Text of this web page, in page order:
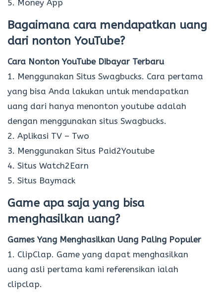
5. Money App
Bagaimana cara mendapatkan uang
dari nonton YouTube?
Cara Nonton YouTube Dibayar Terbaru
1. Menggunakan Situs Swagbucks. Cara pertama
yang bisa Anda lakukan untuk mendapatkan
uang dari hanya menonton youtube adalah
dengan menggunakan situs Swagbucks.
2. Aplikasi TV – Two
3. Menggunakan Situs Paid2Youtube
4. Situs Watch2Earn
5. Situs Baymack
Game apa saja yang bisa
menghasilkan uang?
Games Yang Menghasilkan Uang Paling Populer
1. ClipClap. Game yang dapat menghasilkan
uang asli pertama kami referensikan ialah
clipclap.